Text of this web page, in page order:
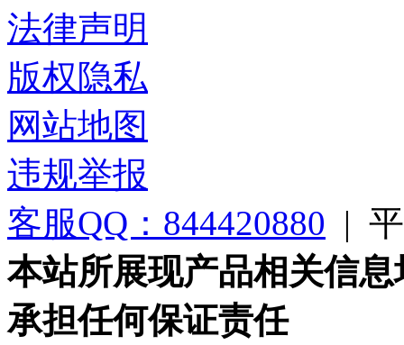
法律声明
版权隐私
网站地图
违规举报
客服QQ：844420880 |
本站所展现产品相关信
承担任何保证责任